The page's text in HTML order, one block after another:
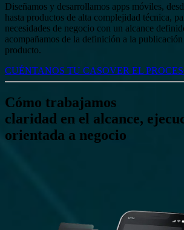
Diseñamos y desarrollamos apps móviles,
hasta productos de alta complejidad técnica,
necesidades de negocio con un alcance
acompañamos de la definición a la
producto.
CUÉNTANOS TU CASOVER EL
Cómo trabajamos
claridad en el alcance,
orientada a negocio